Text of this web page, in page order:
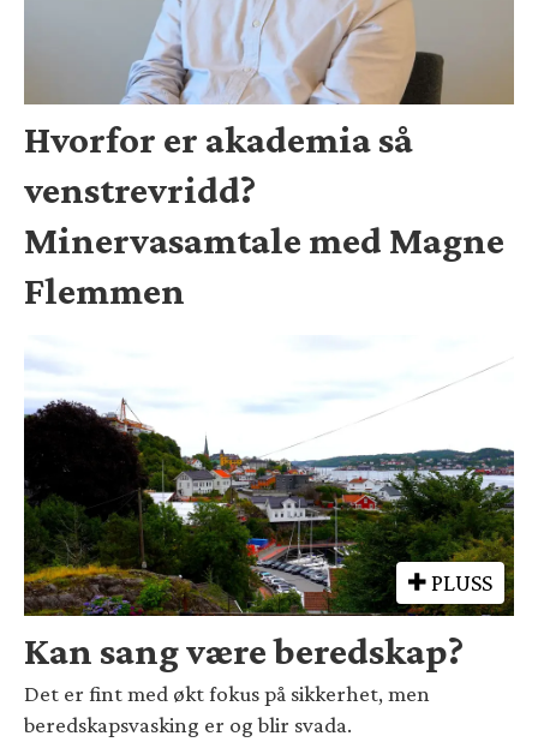
Hvorfor er akademia så
venstrevridd?
Minervasamtale med Magne
Flemmen
PLUSS
Kan sang være beredskap?
Det er fint med økt fokus på sikkerhet, men
beredskapsvasking er og blir svada.